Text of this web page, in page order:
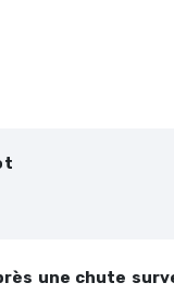
une chute